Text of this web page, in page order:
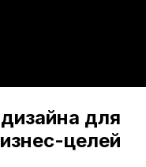
для
целей